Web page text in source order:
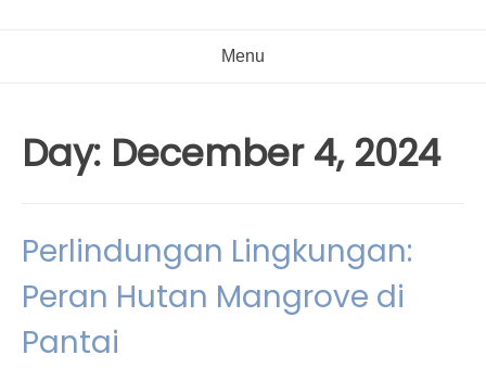
Menu
Day: December 4, 2024
Perlindungan Lingkungan:
Peran Hutan Mangrove di
Pantai